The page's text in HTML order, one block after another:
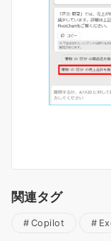
関連タグ
Copilot